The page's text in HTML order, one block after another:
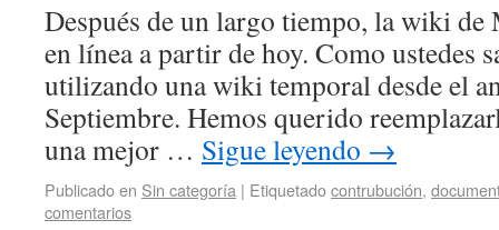
Después de un largo tiempo, la wiki de
en línea a partir de hoy. Como ustedes
utilizando una wiki temporal desde el
Septiembre. Hemos querido
una mejor … Sigue leyendo →
Publicado en Sin categoría | Etiquetadocontrubución,
comentarios